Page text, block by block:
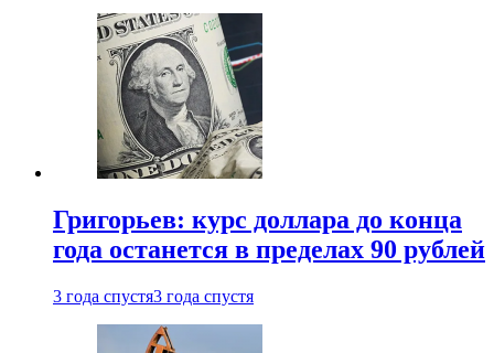
Григорьев: курс доллара до конца
года останется в пределах 90 рублей
3 года спустя3 года спустя